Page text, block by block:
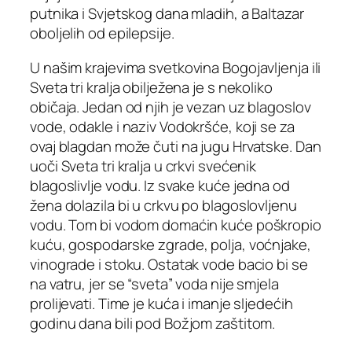
putnika i Svjetskog dana mladih, a Baltazar
oboljelih od epilepsije.
U našim krajevima svetkovina Bogojavljenja ili
Sveta tri kralja obilježena je s nekoliko
običaja. Jedan od njih je vezan uz blagoslov
vode, odakle i naziv Vodokršće, koji se za
ovaj blagdan može čuti na jugu Hrvatske. Dan
uoči Sveta tri kralja u crkvi svećenik
blagoslivlje vodu. Iz svake kuće jedna od
žena dolazila bi u crkvu po blagoslovljenu
vodu. Tom bi vodom domaćin kuće poškropio
kuću, gospodarske zgrade, polja, voćnjake,
vinograde i stoku. Ostatak vode bacio bi se
na vatru, jer se “sveta” voda nije smjela
prolijevati. Time je kuća i imanje sljedećih
godinu dana bili pod Božjom zaštitom.